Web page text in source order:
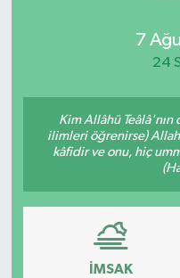
7
24
Kim Allâhü
ilimleri öğrenirse)
kâfidir ve onu, hiç
İMSAK
Yaşam